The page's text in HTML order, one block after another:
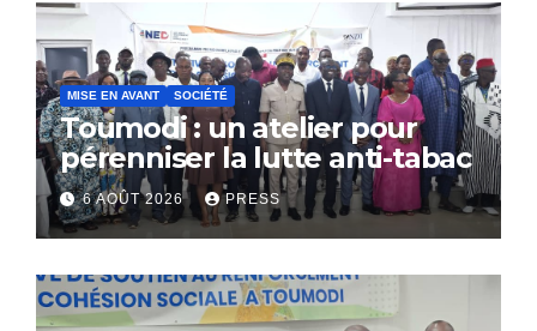
MISE EN AVANT SOCIÉTÉ
Toumodi : un atelier pour
pérenniser la lutte anti-tabac
6 AOÛT 2026 PRESS